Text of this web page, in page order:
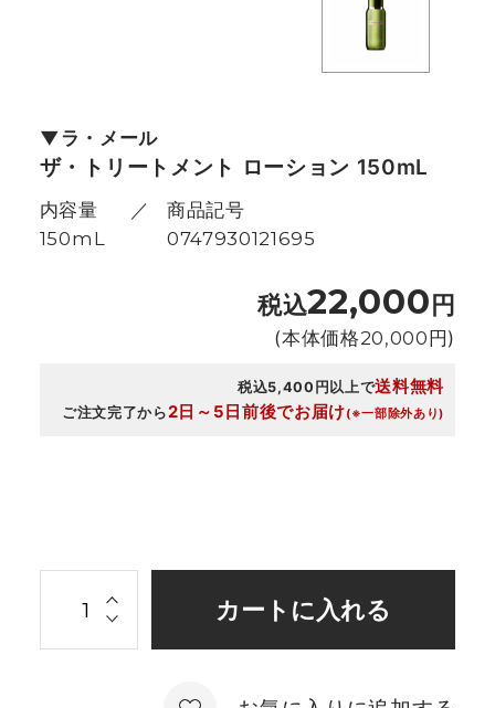
ラ・メール
ザ・トリートメント ローション 150mL
内容量
150mL
商品記号
0747930121695
税込22,000 円
(本体価格20,000円)
税込5,400円以上で送料無料
ご注文完了から2日～5日前後でお届け(※一部除外あり)